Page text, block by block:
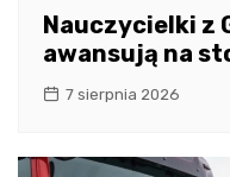
Nauczycielki z
awansują na
7 sierpnia 2026